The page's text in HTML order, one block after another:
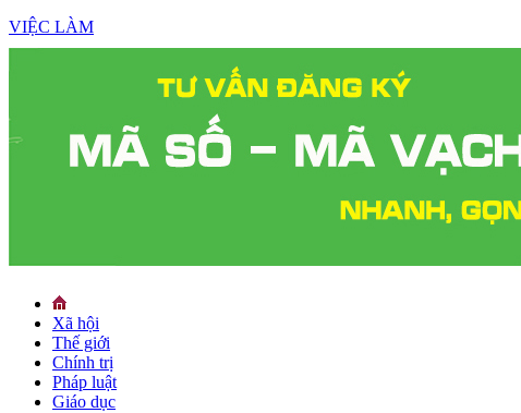
VIỆC LÀM
Xã hội
Thế giới
Chính trị
Pháp luật
Giáo dục